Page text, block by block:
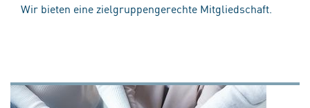
Wir bieten eine zielgruppengerechte Mitgliedschaft.